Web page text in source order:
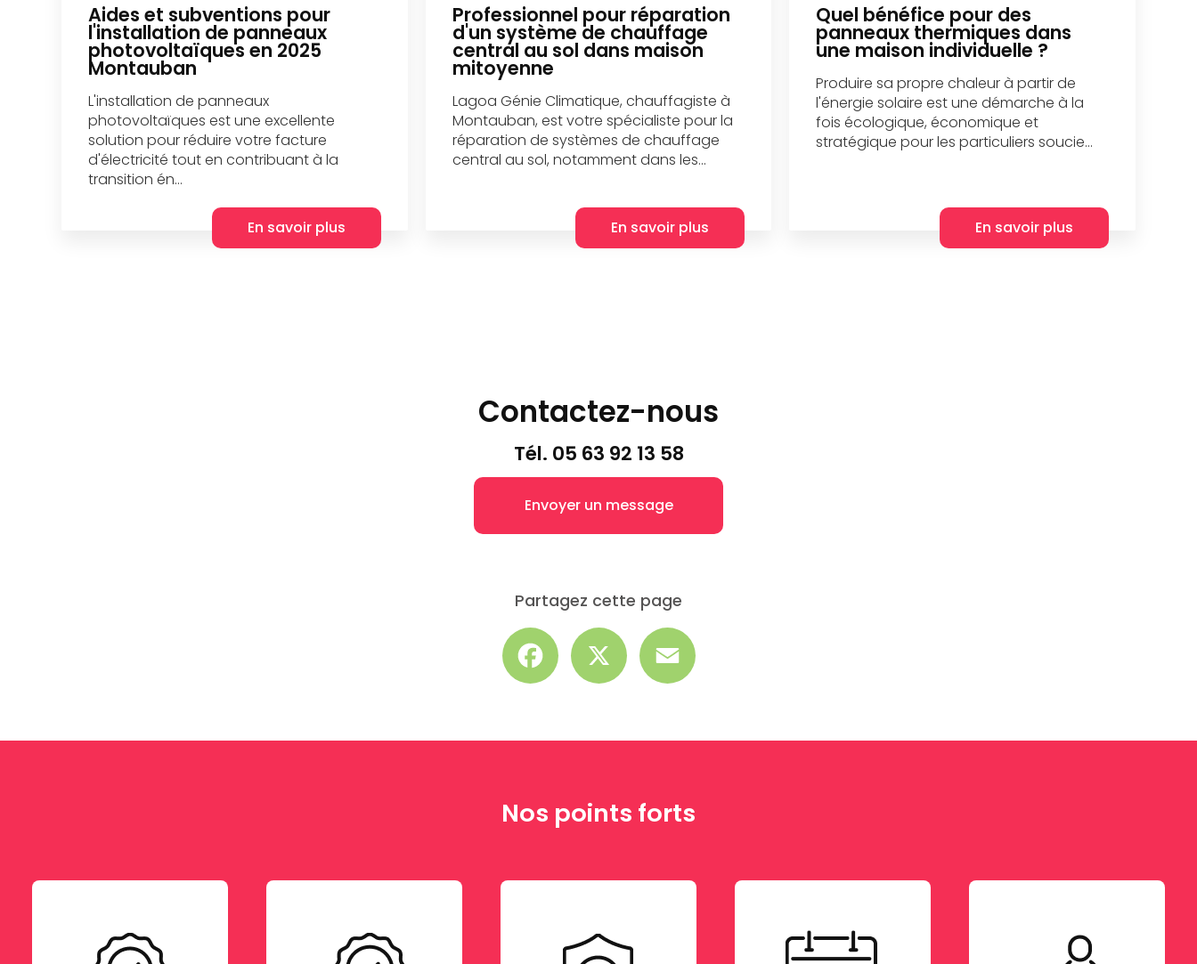
Aides et subventions pour
l'installation de panneaux
photovoltaïques en 2025
Montauban
L'installation de panneaux
photovoltaïques est une excellente
solution pour réduire votre facture
d'électricité tout en contribuant à la
transition én...
En savoir plus
Professionnel pour réparation
d'un système de chauffage
central au sol dans maison
mitoyenne
Lagoa Génie Climatique, chauffagiste à
Montauban, est votre spécialiste pour la
réparation de systèmes de chauffage
central au sol, notamment dans les...
En savoir plus
Quel bénéfice pour des
panneaux thermiques dans
une maison individuelle ?
Produire sa propre chaleur à partir de
l'énergie solaire est une démarche à la
fois écologique, économique et
stratégique pour les particuliers soucie...
En savoir plus
Contactez-nous
Tél. 05 63 92 13 58
Envoyer un message
Partagez cette page
Facebook
Nos points forts